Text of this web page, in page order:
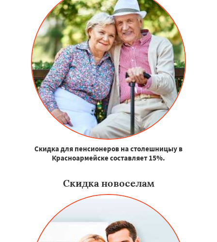
Скидка для пенсионеров на столешницыу в
Красноармейске составляет 15%.
Скидка новоселам